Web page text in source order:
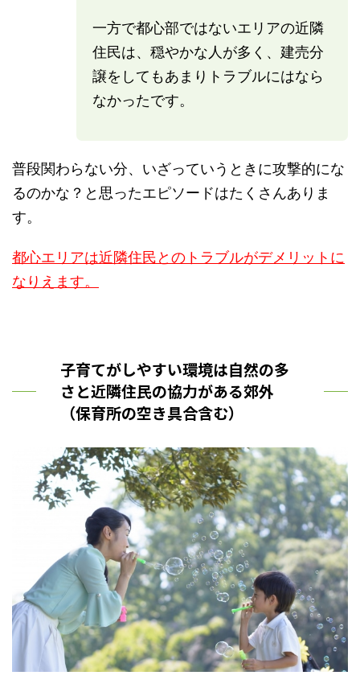
一方で都心部ではないエリアの近隣
住民は、穏やかな人が多く、建売分
譲をしてもあまりトラブルにはなら
なかったです。
普段関わらない分、いざっていうときに攻撃的にな
るのかな？と思ったエピソードはたくさんありま
す。
都心エリアは近隣住民とのトラブルがデメリットに
なりえます。
子育てがしやすい環境は自然の多
さと近隣住民の協力がある郊外
（保育所の空き具合含む）